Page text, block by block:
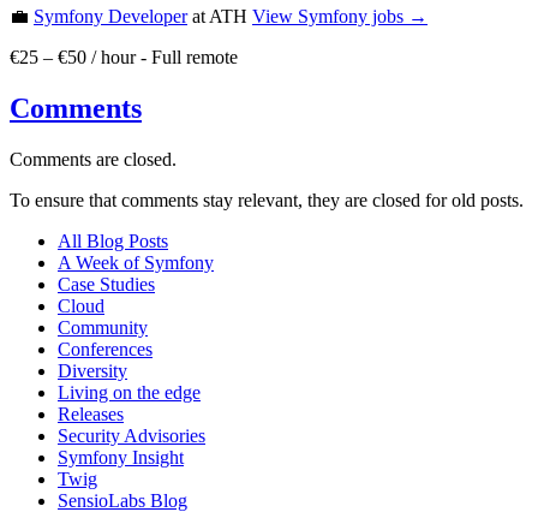
💼 Symfony Developerat ATH View Symfony jobs →
€25 – €50 / hour- Full remote
Comments
Comments are closed.
To ensure that comments stay relevant, they are closed for old posts.
All Blog Posts
A Week of Symfony
Case Studies
Cloud
Community
Conferences
Diversity
Living on the edge
Releases
Security Advisories
Symfony Insight
Twig
SensioLabs Blog